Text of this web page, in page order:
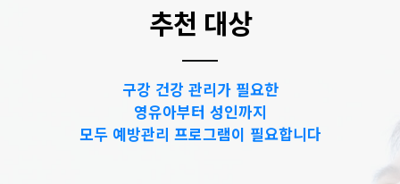
추천 대상
구강 건강 관리가 필요한
영유아부터 성인까지
모두 예방관리 프로그램이 필요합니다